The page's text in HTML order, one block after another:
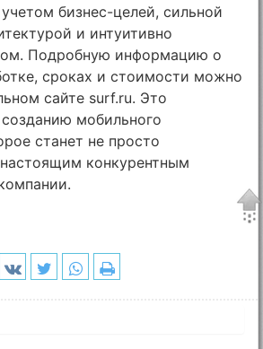
бизнес-целей, сильной
и интуитивно
Подробную информацию о
сроках и стоимости можно
сайте surf.ru. Это
мобильного
станет не просто
конкурентным